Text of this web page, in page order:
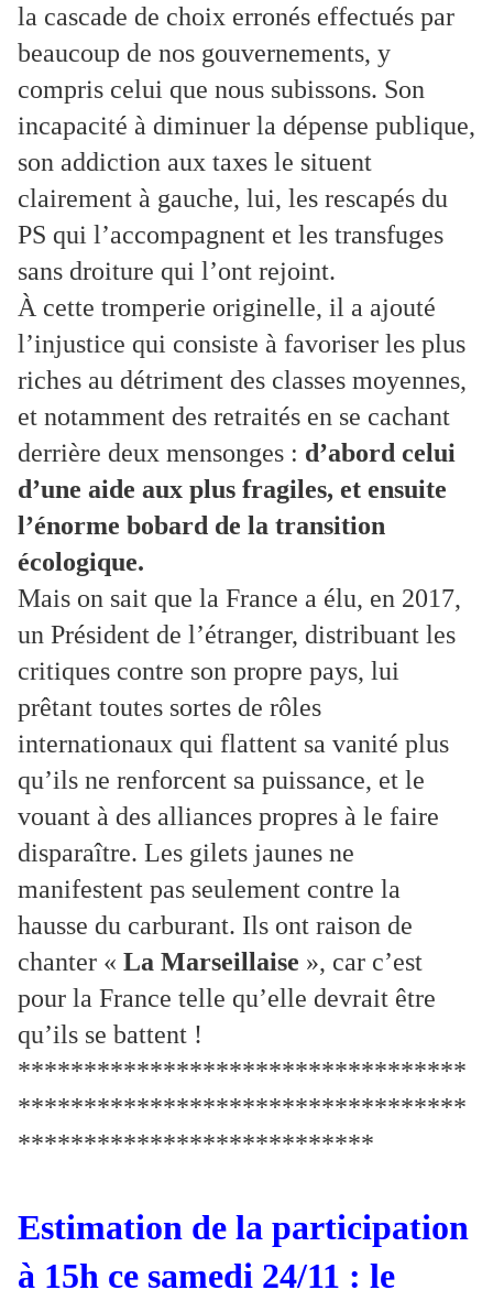
la cascade de choix erronés effectués par
beaucoup de nos gouvernements, y
compris celui que nous subissons. Son
incapacité à diminuer la dépense publique,
son addiction aux taxes le situent
clairement à gauche, lui, les rescapés du
PS qui l’accompagnent et les transfuges
sans droiture qui l’ont rejoint.
À cette tromperie originelle, il a ajouté
l’injustice qui consiste à favoriser les plus
riches au détriment des classes moyennes,
et notamment des retraités en se cachant
derrière deux mensonges : d’abord celui
d’une aide aux plus fragiles, et ensuite
l’énorme bobard de la transition
écologique.
Mais on sait que la France a élu, en 2017,
un Président de l’étranger, distribuant les
critiques contre son propre pays, lui
prêtant toutes sortes de rôles
internationaux qui flattent sa vanité plus
qu’ils ne renforcent sa puissance, et le
vouant à des alliances propres à le faire
disparaître. Les gilets jaunes ne
manifestent pas seulement contre la
hausse du carburant. Ils ont raison de
chanter « La Marseillaise », car c’est
pour la France telle qu’elle devrait être
qu’ils se battent !
**********************************
**********************************
***************************
Estimation de la participation
à 15h ce samedi 24/11 : le